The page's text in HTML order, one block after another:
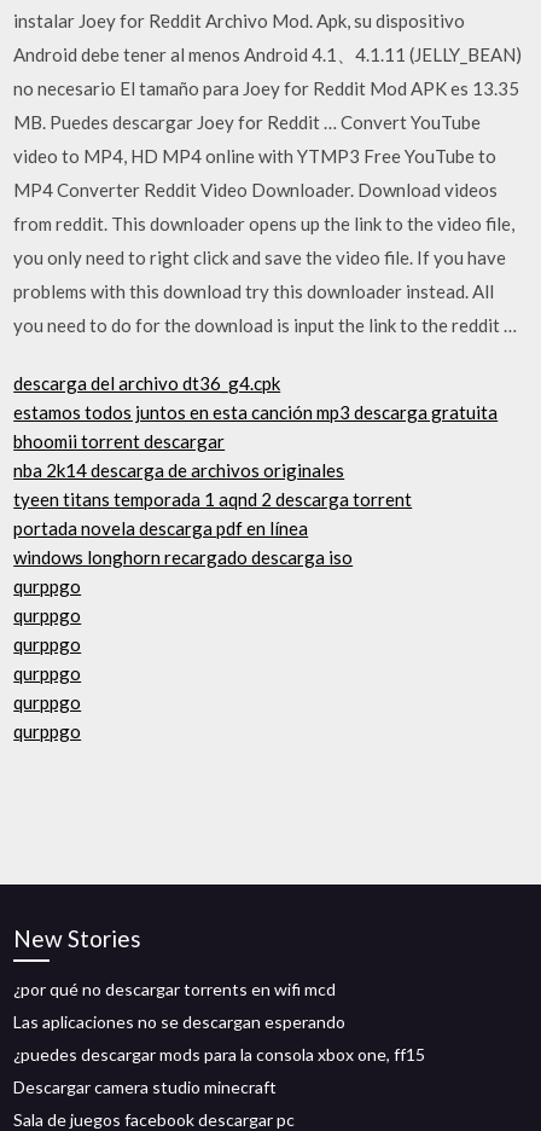
instalar Joey for Reddit Archivo Mod. Apk, su dispositivo
Android debe tener al menos Android 4.1、4.1.11 (JELLY_BEAN)
no necesario El tamaño para Joey for Reddit Mod APK es 13.35
MB. Puedes descargar Joey for Reddit … Convert YouTube
video to MP4, HD MP4 online with YTMP3 Free YouTube to
MP4 Converter Reddit Video Downloader. Download videos
from reddit. This downloader opens up the link to the video file,
you only need to right click and save the video file. If you have
problems with this download try this downloader instead. All
you need to do for the download is input the link to the reddit …
descarga del archivo dt36_g4.cpk
estamos todos juntos en esta canción mp3 descarga gratuita
bhoomii torrent descargar
nba 2k14 descarga de archivos originales
tyeen titans temporada 1 aqnd 2 descarga torrent
portada novela descarga pdf en línea
windows longhorn recargado descarga iso
qurppgo
qurppgo
qurppgo
qurppgo
qurppgo
qurppgo
New Stories
¿por qué no descargar torrents en wifi mcd
Las aplicaciones no se descargan esperando
¿puedes descargar mods para la consola xbox one, ff15
Descargar camera studio minecraft
Sala de juegos facebook descargar pc